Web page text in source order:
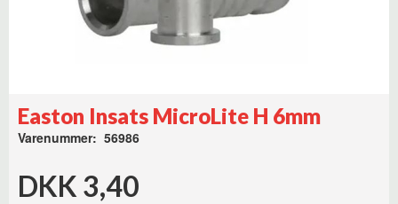
Easton Insats MicroLite H 6mm
Varenummer: 56986
DKK 3,40